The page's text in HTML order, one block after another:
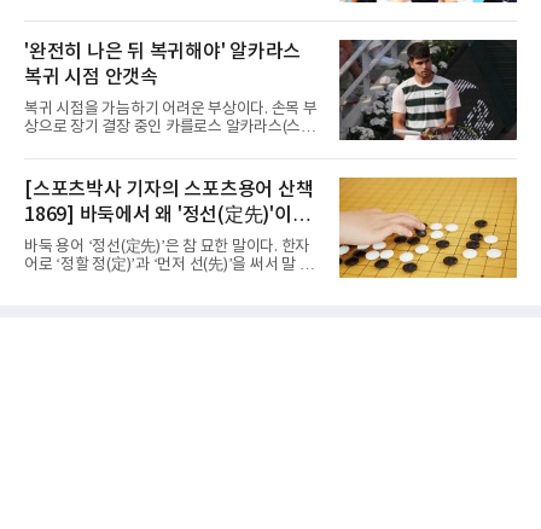
누르고 8강에 진출했다. 용산고는 이승민이 22
점을 기록하며 공격을 주도했고
FIVB U-17 여자 세계선수권대회 조별리그 D조
3차전에서 이탈리아를 3-1(25-14 25-19 13-25
25-20)로 꺾었다. 푸에르토리코, 대만에 이은 3
연승으로 승점 9를 쌓아 조 1위에 올랐다. 24개
팀이 6개 팀씩 4개 조로 나뉘어 조별리그를 치르
며 각 조 상위 4개 팀이 16강에 진출한다.지난해
U-16 아시아선수권 우승으로 처음 이 대회에 나
종반 점수 차를 벌려 승점 3을 챙겼다.블로킹은
7-16으로 밀렸지만 한국보다
'완전히 나은 뒤 복귀해야' 알카라스
복귀 시점 안갯속
복귀 시점을 가늠하기 어려운 부상이다. 손목 부
상으로 장기 결장 중인 카를로스 알카라스(스페
을지 관심이 쏠린다.얀니크 신네르(이탈리아)와
정상을 다투던 알카라스는 지난 4월 바르셀로나
오픈 이후 넉 달째 남자프로테니스(ATP) 투어 경
기에 나서지 못하고 있다. 9일 영국 BBC 등에 따
르면 그는 손목 힘줄을 감싸는 활막에 염증이 생
기는 건초염을 앓고 있다.이 부상이 까다로운 이
유가 있다. 반복적으로 라켓을 쥐고 휘두르는 동
[스포츠박사 기자의 스포츠용어 산책
1869] 바둑에서 왜 '정선(定先)'이라
말할까
바둑 용어 ‘정선(定先)’은 참 묘한 말이다. 한자
어로 ‘정할 정(定)’과 ‘먼저 선(先)’을 써서 말 그